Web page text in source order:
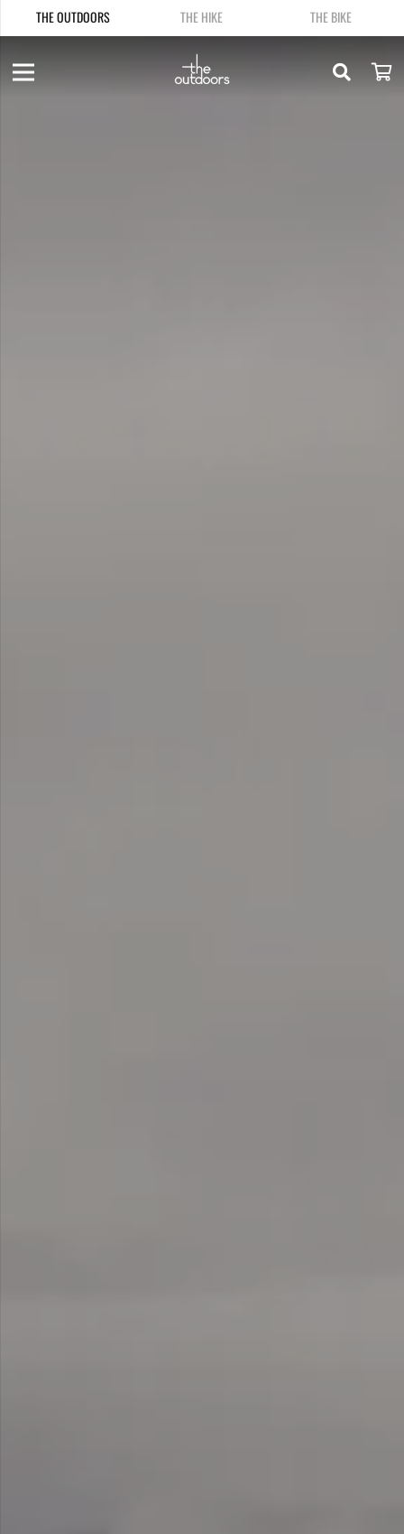
THE OUTDOORS THE HIKE THE BIKE